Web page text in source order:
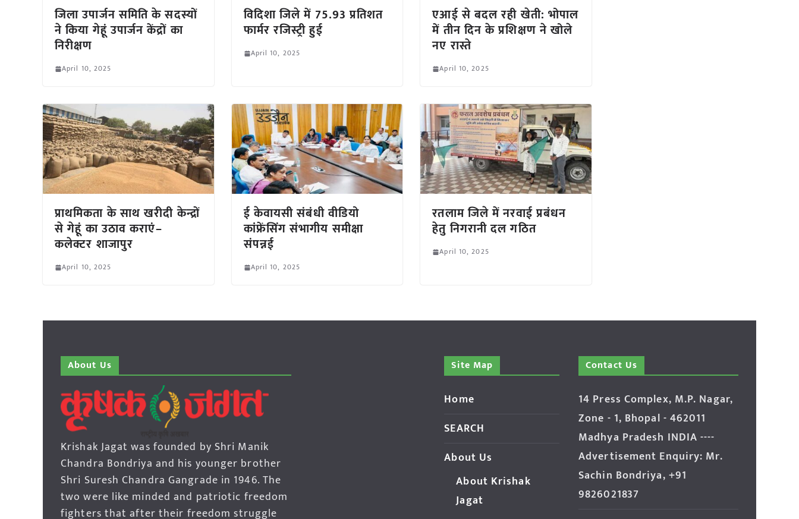
जिला उपार्जन समिति के सदस्यों
ने किया गेहूं उपार्जन केंद्रों का
निरीक्षण
April 10, 2025
विदिशा जिले में 75.93 प्रतिशत
फार्मर रजिस्ट्री हुई
April 10, 2025
एआई से बदल रही खेती: भोपाल
में तीन दिन के प्रशिक्षण ने खोले
नए रास्ते
April 10, 2025
प्राथमिकता के साथ खरीदी केन्द्रों
से गेहूं का उठाव कराएं–
कलेक्टर शाजापुर
April 10, 2025
ई केवायसी संबंधी वीडियो
कांफ्रेंसिंग संभागीय समीक्षा
संपन्नई
April 10, 2025
रतलाम जिले में नरवाई प्रबंधन
हेतु निगरानी दल गठित
April 10, 2025
About Us
Krishak Jagat was founded by Shri Manik
Chandra Bondriya and his younger brother
Shri Suresh Chandra Gangrade in 1946. The
two were like minded and patriotic freedom
fighters that after their freedom struggle
Site Map
Home
SEARCH
About Us
About Krishak
Jagat
Contact Us
14 Press Complex, M.P. Nagar,
Zone - 1, Bhopal - 462011
Madhya Pradesh INDIA ----
Advertisement Enquiry: Mr.
Sachin Bondriya, +91
9826021837